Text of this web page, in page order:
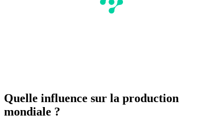
Quelle influence sur la production
mondiale ?